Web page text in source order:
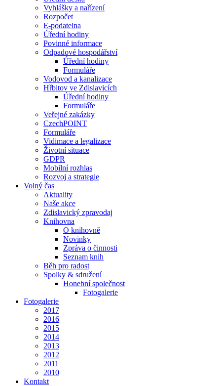
Vyhlášky a nařízení
Rozpočet
E-podatelna
Úřední hodiny
Povinné informace
Odpadové hospodářství
Úřední hodiny
Formuláře
Vodovod a kanalizace
Hřbitov ve Zdislavicích
Úřední hodiny
Formuláře
Veřejné zakázky
CzechPOINT
Formuláře
Vidimace a legalizace
Životní situace
GDPR
Mobilní rozhlas
Rozvoj a strategie
Volný čas
Aktuality
Naše akce
Zdislavický zpravodaj
Knihovna
O knihovně
Novinky
Zpráva o činnosti
Seznam knih
Běh pro radost
Spolky & sdružení
Honební společnost
Fotogalerie
Fotogalerie
2017
2016
2015
2014
2013
2012
2011
2010
Kontakt